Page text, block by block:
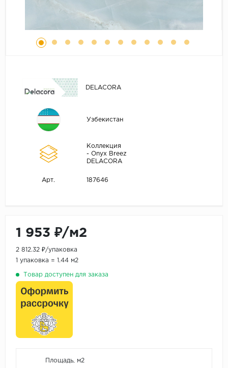
DELACORA
Узбекистан
Коллекция
- Onyx Breez
DELACORA
Арт. 187646
1 953 ₽/м2
2 812.32 ₽/упаковка
1 упаковка = 1.44 м2
Товар доступен для заказа
Площадь, м2